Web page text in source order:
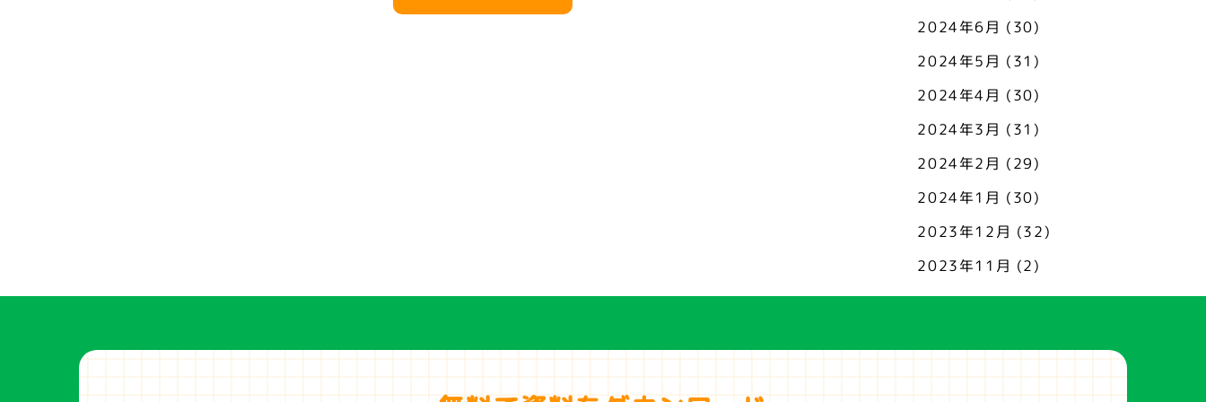
2024年6月 (30)
2024年5月 (31)
2024年4月 (30)
2024年3月 (31)
2024年2月 (29)
2024年1月 (30)
2023年12月 (32)
2023年11月 (2)